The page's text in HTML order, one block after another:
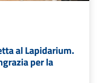
al Lapidarium.
per la